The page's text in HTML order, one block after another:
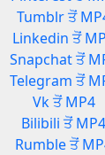
Tumblr ਤੋਂ
Linkedin ਤੋਂ
Snapchat ਤੋਂ
Telegram ਤੋਂ
Vk ਤੋਂ MP4
Bilibili ਤੋਂ MP4
Rumble ਤੋਂ